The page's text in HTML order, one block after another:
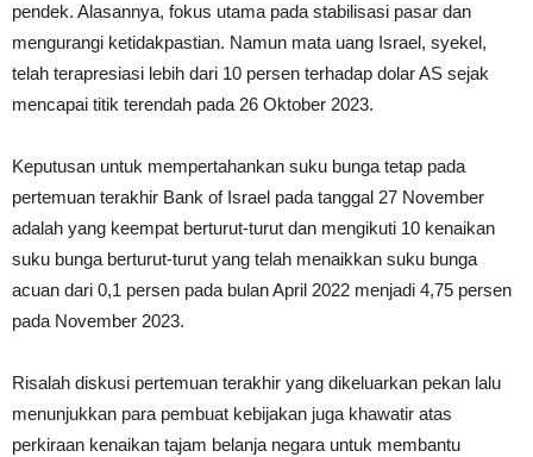
pendek. Alasannya, fokus utama pada stabilisasi pasar dan
mengurangi ketidakpastian. Namun mata uang Israel, syekel,
telah terapresiasi lebih dari 10 persen terhadap dolar AS sejak
mencapai titik terendah pada 26 Oktober 2023.
Keputusan untuk mempertahankan suku bunga tetap pada
pertemuan terakhir Bank of Israel pada tanggal 27 November
adalah yang keempat berturut-turut dan mengikuti 10 kenaikan
suku bunga berturut-turut yang telah menaikkan suku bunga
acuan dari 0,1 persen pada bulan April 2022 menjadi 4,75 persen
pada November 2023.
Risalah diskusi pertemuan terakhir yang dikeluarkan pekan lalu
menunjukkan para pembuat kebijakan juga khawatir atas
perkiraan kenaikan tajam belanja negara untuk membantu